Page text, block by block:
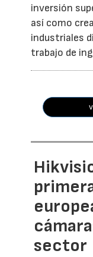
inversión
así como
industriales
trabajo de
sector